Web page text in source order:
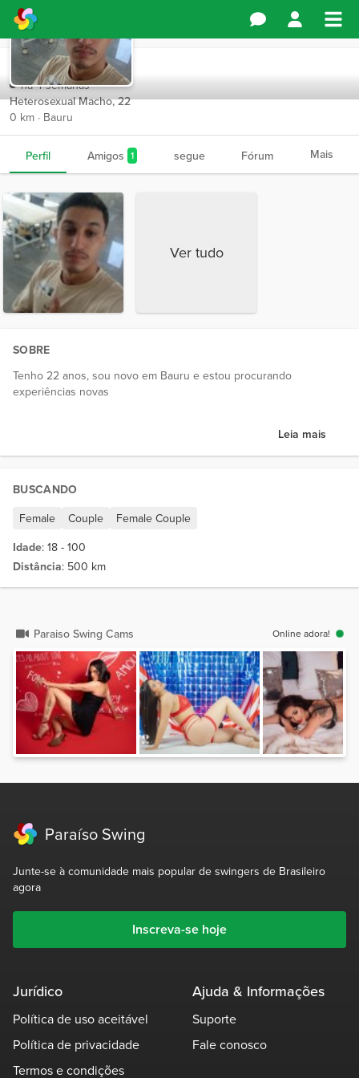
Dark54
há 4 semanas
Heterosexual Macho, 22
0 km · Bauru
Perfil Amigos 1 segue Fórum Mais
Ver tudo
SOBRE
Tenho 22 anos, sou novo em Bauru e estou procurando
experiências novas
Leia mais
BUSCANDO
Female
Couple
Female Couple
Idade: 18 - 100
Distância: 500 km
Paraiso Swing Cams Online adora!
Paraíso Swing
Junte-se à comunidade mais popular de swingers de Brasileiro
agora
Inscreva-se hoje
Jurídico
Política de uso aceitável
Política de privacidade
Termos e condições
Ajuda & Informações
Suporte
Fale conosco